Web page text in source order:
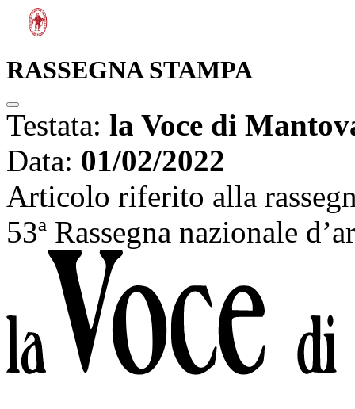
RASSEGNA STAMPA
Testata: la Voce di
Data: 01/02/2022
Articolo riferito alla
53ª Rassegna nazionale